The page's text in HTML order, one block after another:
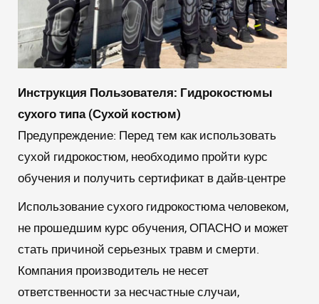
Инструкция Пользователя: Гидрокостюмы
сухого типа (Сухой костюм)
Предупреждение: Перед тем как использовать
сухой гидрокостюм, необходимо пройти курс
обучения и получить сертификат в дайв-центре
Использование сухого гидрокостюма человеком,
не прошедшим курс обучения, ОПАСНО и может
стать причиной серьезных травм и смерти.
Компания производитель не несет
ответственности за несчастные случаи,